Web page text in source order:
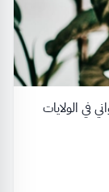
في الولايات